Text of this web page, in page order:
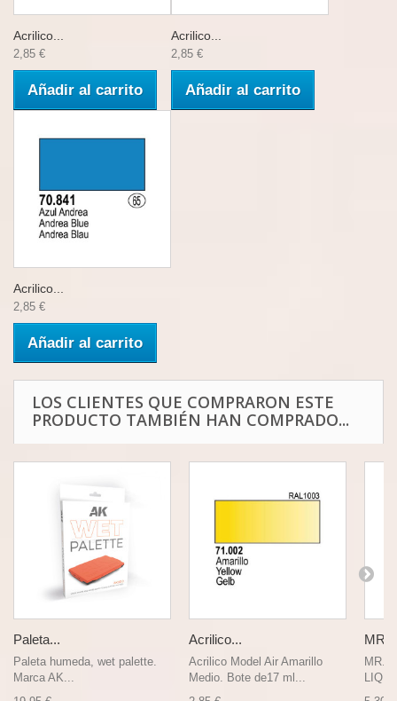
Acrilico...
2,85 €
Añadir al carrito
Acrilico...
2,85 €
Añadir al carrito
Acrilico...
2,85 €
Añadir al carrito
LOS CLIENTES QUE COMPRARON ESTE
PRODUCTO TAMBIÉN HAN COMPRADO...
Paleta...
Paleta humeda, wet palette.
Marca AK...
Acrilico...
Acrilico Model Air Amarillo
Medio. Bote de17 ml...